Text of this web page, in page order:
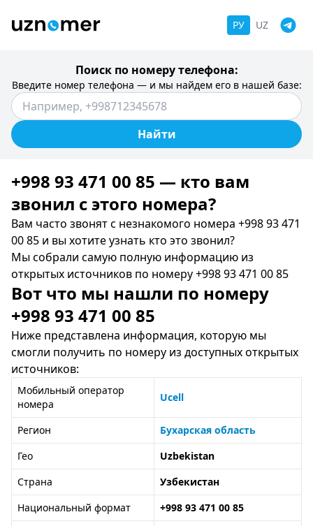
РУ UZ
Поиск по номеру телефона:
Введите номер телефона — и мы найдем его в нашей базе:
Найти
+998 93 471 00 85 — кто вам
звонил c этого номера?
Вам часто звонят с незнакомого номера +998 93 471
00 85 и вы хотите узнать кто это звонил?
Мы собрали самую полную информацию из
открытых источников по номеру +998 93 471 00 85
Вот что мы нашли по номеру
+998 93 471 00 85
Ниже представлена информация, которую мы
смогли получить по номеру из доступных открытых
источников:
Мобильный оператор
номера
Ucell
Регион
Бухарская область
Гео
Uzbekistan
Страна
Узбекистан
Национальный формат
+998 93 471 00 85